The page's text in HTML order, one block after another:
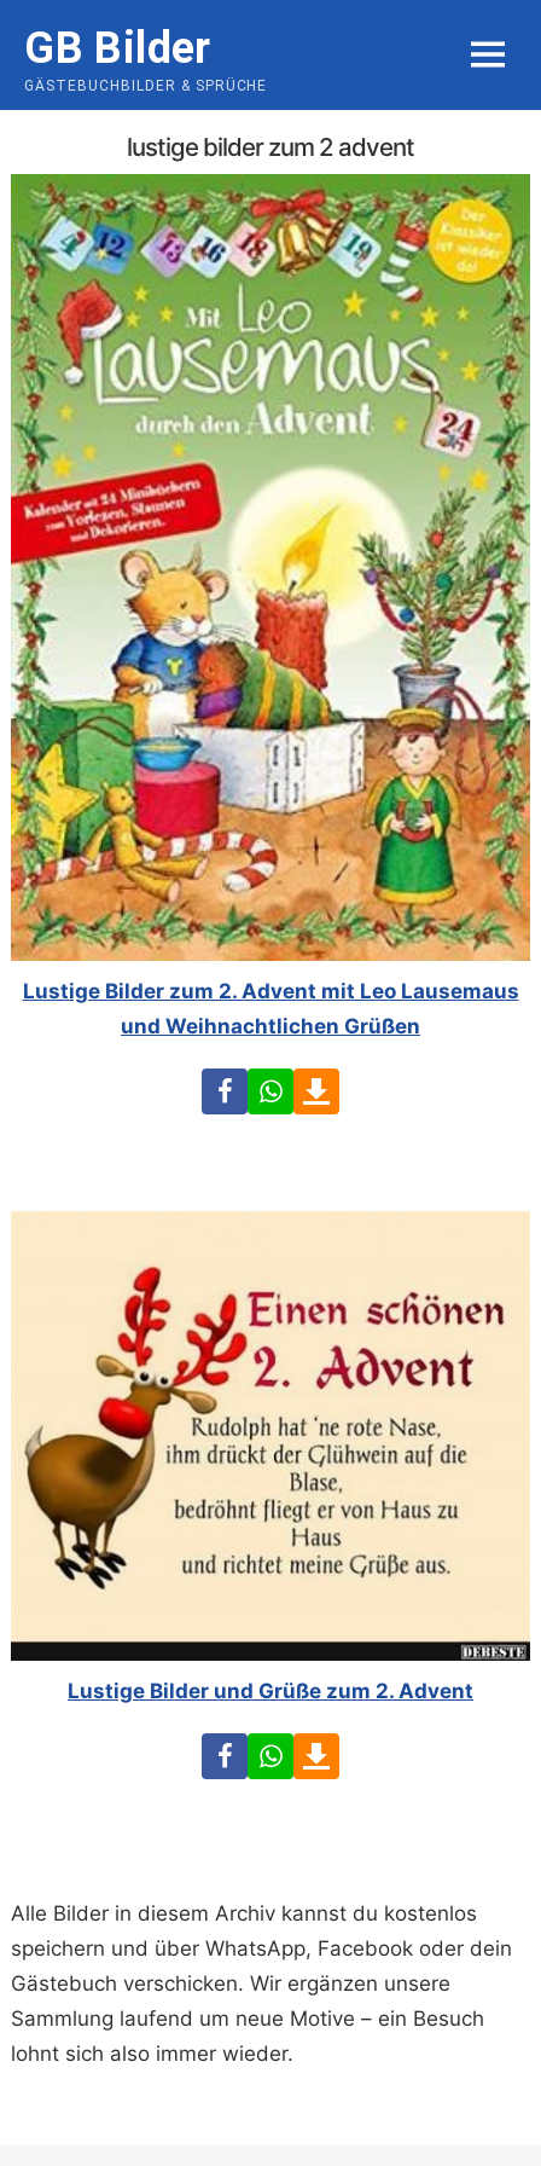
content
GB Bilder
GÄSTEBUCHBILDER & SPRÜCHE
MENU
lustige bilder zum 2 advent
Lustige Bilder zum 2. Advent mit Leo Lausemaus
und Weihnachtlichen Grüßen
FacebookWhatsApp
Lustige Bilder und Grüße zum 2. Advent
FacebookWhatsApp
Alle Bilder in diesem Archiv kannst du kostenlos
speichern und über WhatsApp, Facebook oder dein
Gästebuch verschicken. Wir ergänzen unsere
Sammlung laufend um neue Motive – ein Besuch
lohnt sich also immer wieder.